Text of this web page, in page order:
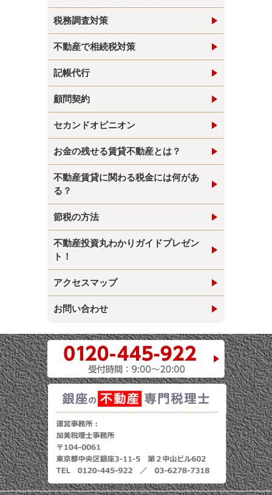
税務調査対策
不動産で相続税対策
記帳代行
顧問契約
セカンドオピニオン
お金の残せる賃貸不動産とは？
不動産賃貸に関わる税金には何があ
る？
節税の方法
不動産投資丸わかりガイドプレゼン
ト！
アクセスマップ
お問い合わせ